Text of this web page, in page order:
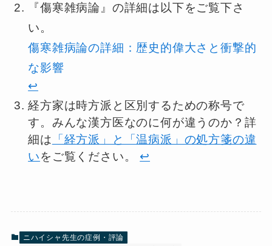
『傷寒雑病論』の詳細は以下をご覧下さ
い。
傷寒雑病論の詳細：歴史的偉大さと衝撃的
な影響
↩︎
経方家は時方派と区別するための称号で
す。みんな漢方医なのに何が違うのか？詳
細は 「経方派」と「温病派」の処方箋の違
いをご覧ください。 ↩︎
ニハイシャ先生の症例・評論